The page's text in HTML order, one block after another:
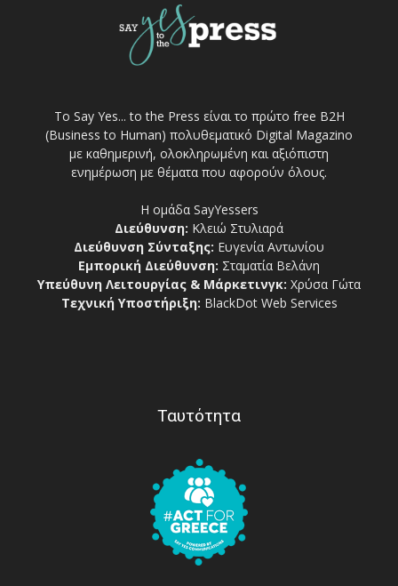
Το Say Yes... to the Press είναι το πρώτο free Β2Η
(Business to Human) πολυθεματικό Digital Magazino
με καθημερινή, ολοκληρωμένη και αξιόπιστη
ενημέρωση με θέματα που αφορούν όλους.
Η ομάδα SayYessers
Διεύθυνση: Κλειώ Στυλιαρά
Διεύθυνση Σύνταξης: Ευγενία Αντωνίου
Εμπορική Διεύθυνση: Σταματία Βελάνη
Υπεύθυνη Λειτουργίας & Μάρκετινγκ: Χρύσα Γώτα
Τεχνική Υποστήριξη: BlackDot Web Services
Ταυτότητα